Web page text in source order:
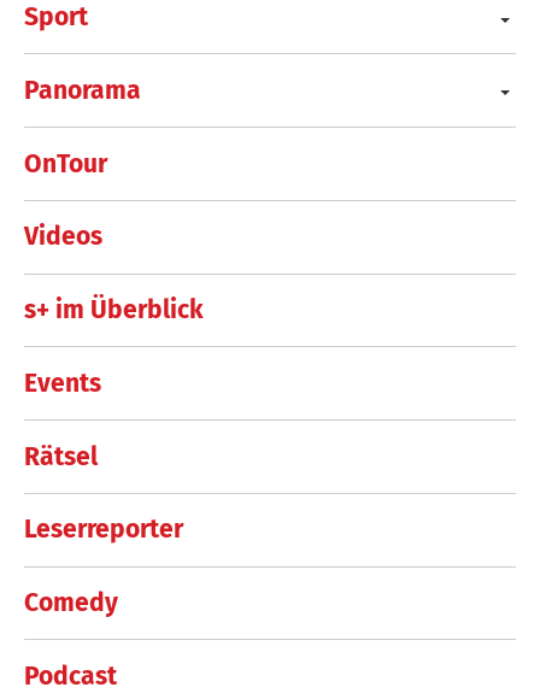
Sport
Panorama
OnTour
Videos
s+ im Überblick
Events
Rätsel
Leserreporter
Comedy
Podcast